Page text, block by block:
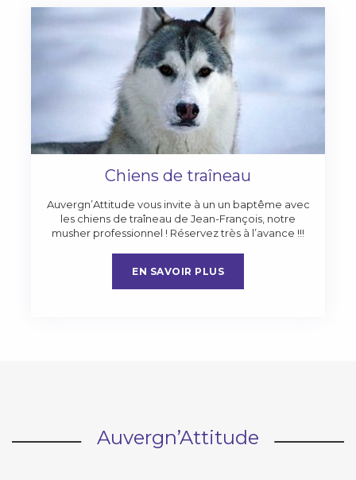
Chiens de traîneau
Auvergn’Attitude vous invite à un un baptême avec
les chiens de traîneau de Jean-François, notre
musher professionnel ! Réservez très à l’avance !!!
EN SAVOIR PLUS
Auvergn’Attitude